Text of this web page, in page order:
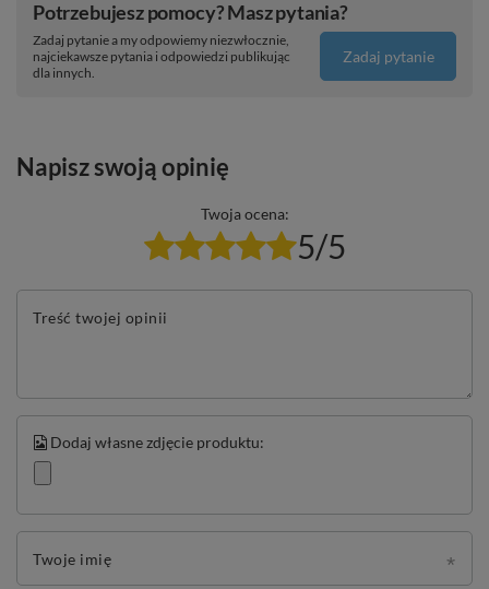
Potrzebujesz pomocy? Masz pytania?
Zadaj pytanie a my odpowiemy niezwłocznie,
najciekawsze pytania i odpowiedzi publikując
dla innych.
Zadaj pytanie
Napisz swoją opinię
Twoja ocena:
5/5
Treść twojej opinii
Dodaj własne zdjęcie produktu:
Twoje imię